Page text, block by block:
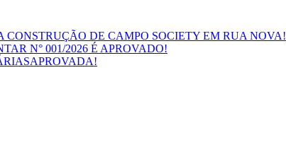
DE CAMPO SOCIETY EM RUA NOVA!
N° 001/2026 É APROVADO!